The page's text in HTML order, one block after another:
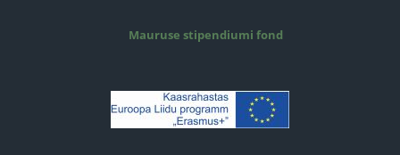
Mauruse stipendiumi fond